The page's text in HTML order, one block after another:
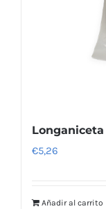
Longaniceta
€5,26
Añadir al carrito